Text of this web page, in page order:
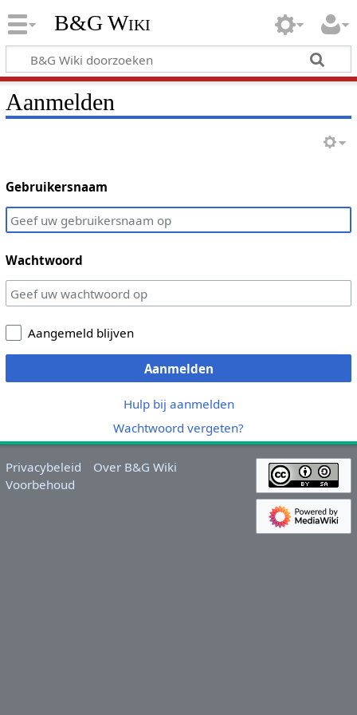
B&G Wiki
Aanmelden
Gebruikersnaam
Wachtwoord
Aangemeld blijven
Aanmelden
Hulp bij aanmelden
Wachtwoord vergeten?
Privacybeleid
Over B&G Wiki
Voorbehoud